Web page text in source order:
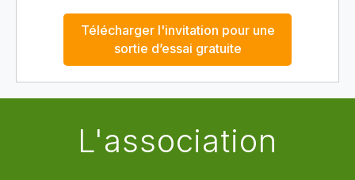
Télécharger l'invitation pour une
sortie d’essai gratuite
L'association